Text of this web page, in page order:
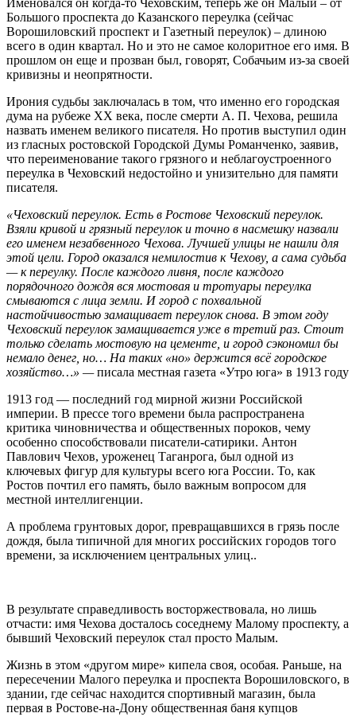
Большого проспекта до Казанского переулка (сейчас
Ворошиловский проспект и Газетный переулок) – длиною
всего в один квартал. Но и это не самое колоритное его имя. В
прошлом он еще и прозван был, говорят, Собачьим из-за своей
кривизны и неопрятности.
Ирония судьбы заключалась в том, что именно его городская
дума на рубеже XX века, после смерти А. П. Чехова, решила
назвать именем великого писателя. Но против выступил один
из гласных ростовской Городской Думы Романченко, заявив,
что переименование такого грязного и неблагоустроенного
переулка в Чеховский недостойно и унизительно для памяти
писателя.
«Чеховский переулок. Есть в Ростове Чеховский переулок.
Взяли кривой и грязный переулок и точно в насмешку назвали
его именем незабвенного Чехова. Лучшей улицы не нашли для
этой цели. Город оказался немилостив к Чехову, а сама судьба
— к переулку. После каждого ливня, после каждого
порядочного дождя вся мостовая и тротуары переулка
смываются с лица земли. И город с похвальной
настойчивостью замащивает переулок снова. В этом году
Чеховский переулок замащивается уже в третий раз. Стоит
только сделать мостовую на цементе, и город сэкономил бы
немало денег, но… На таких «но» держится всё городское
хозяйство…» —писала местная газета «Утро юга» в 1913 году
1913 год — последний год мирной жизни Российской
империи. В прессе того времени была распространена
критика чиновничества и общественных пороков, чему
особенно способствовали писатели-сатирики. Антон
Павлович Чехов, уроженец Таганрога, был одной из
ключевых фигур для культуры всего юга России. То, как
Ростов почтил его память, было важным вопросом для
местной интеллигенции.
А проблема грунтовых дорог, превращавшихся в грязь после
дождя, была типичной для многих российских городов того
времени, за исключением центральных улиц..
В результате справедливость восторжествовала, но лишь
отчасти: имя Чехова досталось соседнему Малому проспекту, а
бывший Чеховский переулок стал просто Малым.
Жизнь в этом «другом мире» кипела своя, особая. Раньше, на
пересечении Малого переулка и проспекта Ворошиловского, в
здании, где сейчас находится спортивный магазин, была
первая в Ростове-на-Дону общественная баня купцов